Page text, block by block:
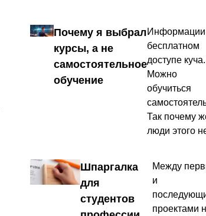
Почему я выбрал
курсы, а не
самостоятельное
обучение
Информации
бесплатном
доступе куча.
Можно
обучиться
Так почему
люди этого
Шпаргалка
для
студентов
Между
и
проектами